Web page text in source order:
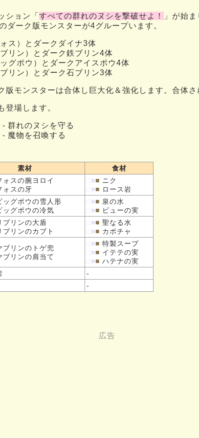
ション「 すべての群れのヌシを撃破せよ！
」が始ま
ダーク版モンスターが4グループいます。
ス）とダークダイナ3体
リン）とダーク鉄ブリン4体
グポウ）とダークアイスポウ4体
リン）とダーク石ブリン3体
版モンスターは合体し巨大化＆強化します。合体さ
登場します。
群れのヌシを守る
魔物を召喚する
素材
食材
ォスの腕ヨロイ
ォスの牙
■■ ニク
■■ ロース岩
ッグポウの雪人形
ッグポウの冷気
■■ 泉の水
■■ ピューの実
ブリンの大盾
ブリンのカブト
■■ 聖なる水
■■ カボチャ
ブリンの トゲ兜
ブリンの肩当て
■■ 特製スープ
■■ イテテの実
■■ ハテナの実
-
-